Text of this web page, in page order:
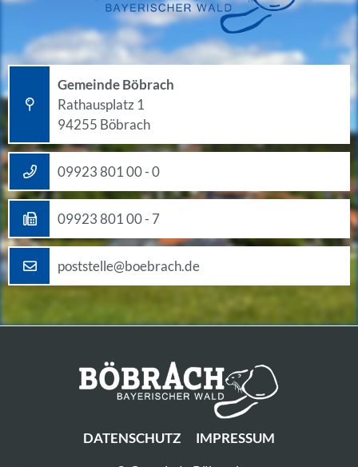
Gemeinde Böbrach
Rathausplatz 1
94255 Böbrach
09923 801 00 - 0
09923 801 00 - 7
poststelle@boebrach.de
DATENSCHUTZ
IMPRESSUM